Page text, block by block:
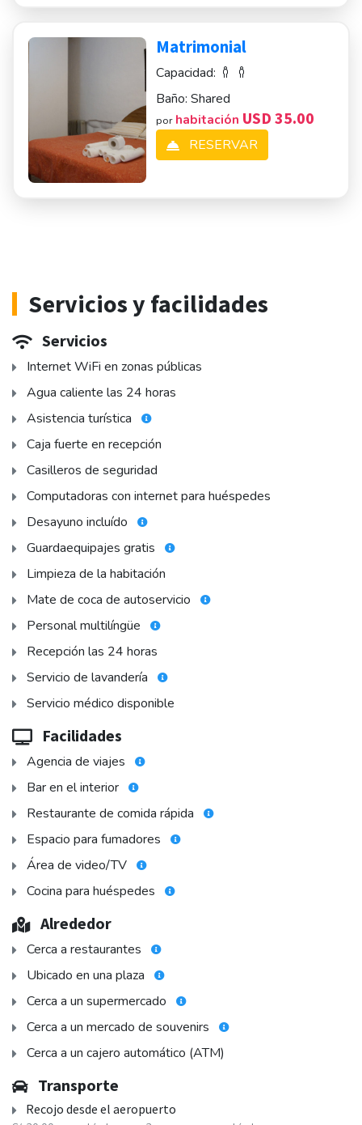
Matrimonial
Capacidad:
Baño:Shared
por habitación USD 35.00
RESERVAR
Servicios y facilidades
Servicios
Internet WiFi en zonas públicas
Agua caliente las 24 horas
Asistencia turística
Caja fuerte en recepción
Casilleros de seguridad
Computadoras con internet para huéspedes
Desayuno incluído
Guardaequipajes gratis
Limpieza de la habitación
Mate de coca de autoservicio
Personal multilíngüe
Recepción las 24 horas
Servicio de lavandería
Servicio médico disponible
Facilidades
Agencia de viajes
Bar en el interior
Restaurante de comida rápida
Espacio para fumadores
Área de video/TV
Cocina para huéspedes
Alrededor
Cerca a restaurantes
Ubicado en una plaza
Cerca a un supermercado
Cerca a un mercado de souvenirs
Cerca a un cajero automático (ATM)
Transporte
Recojo desde el aeropuerto